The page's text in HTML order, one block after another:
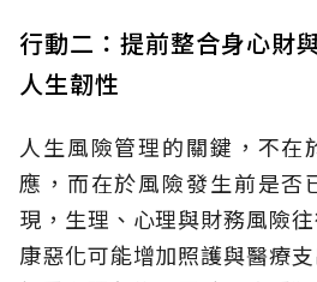
行動二：提前整合身心財
人生韌性
人生風險管理的關鍵，不在
應，而在於風險發生前是否
現，生理、心理與財務風險
康惡化可能增加照護與醫療